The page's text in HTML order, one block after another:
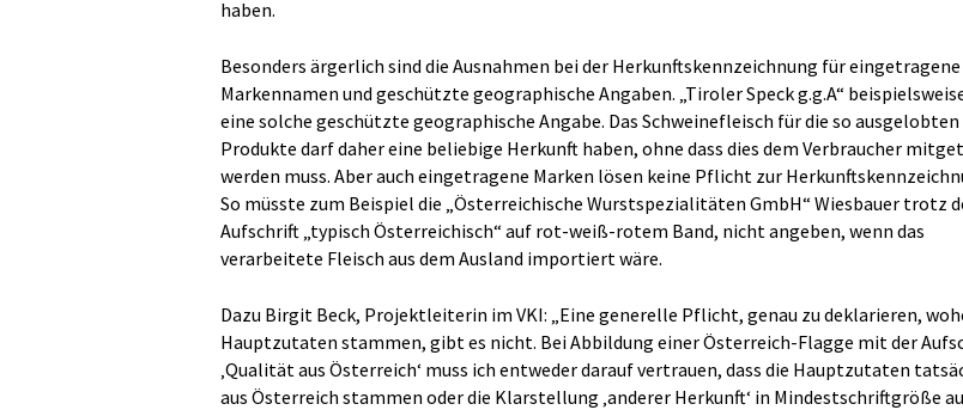
haben.
Besonders ärgerlich sind die Ausnahmen bei der Herkunftskennzeichnung für eingetragene
Markennamen und geschützte geographische Angaben. „Tiroler Speck g.g.A“
eine solche geschützte geographische Angabe. Das Schweinefleisch für die so ausgelobten
Produkte darf daher eine beliebige Herkunft haben, ohne dass dies dem Verbraucher
werden muss. Aber auch eingetragene Marken lösen keine Pflicht zur
So müsste zum Beispiel die „Österreichische Wurstspezialitäten GmbH“ Wiesbauer trotz
Aufschrift „typisch Österreichisch“ auf rot-weiß-rotem Band, nicht angeben, wenn das
verarbeitete Fleisch aus dem Ausland importiert wäre.
Dazu Birgit Beck, Projektleiterin im VKI: „Eine generelle Pflicht, genau zu deklarieren,
Hauptzutaten stammen, gibt es nicht. Bei Abbildung einer Österreich-Flagge mit der
‚Qualität aus Österreich‘ muss ich entweder darauf vertrauen, dass die Hauptzutaten
aus Österreich stammen oder die Klarstellung ‚anderer Herkunft‘ in Mindestschriftgröße